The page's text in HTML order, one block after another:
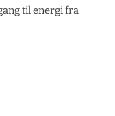
til energi fra